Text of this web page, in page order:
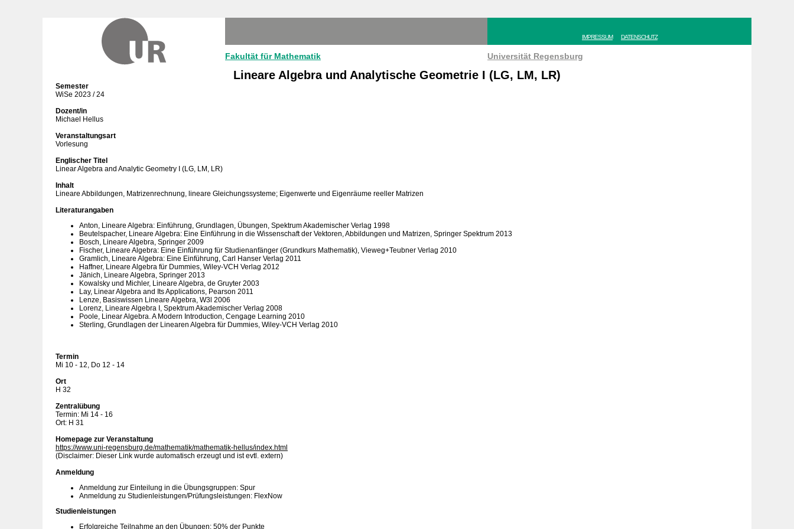
IMPRESSUM DATENSCHUTZ
Fakultät für Mathematik Universität Regensburg
Lineare Algebra und Analytische Geometrie I (LG, LM, LR)
Semester
WiSe 2023 / 24
Dozent/in
Michael Hellus
Veranstaltungsart
Vorlesung
Englischer Titel
Linear Algebra and Analytic Geometry I (LG, LM, LR)
Inhalt
Lineare Abbildungen, Matrizenrechnung, lineare Gleichungssysteme; Eigenwerte und Eigenräume reeller Matrizen
Literaturangaben
Anton, Lineare Algebra: Einführung, Grundlagen, Übungen, Spektrum Akademischer Verlag 1998
Beutelspacher, Lineare Algebra: Eine Einführung in die Wissenschaft der Vektoren, Abbildungen und Matrizen, Springer Spektrum 2013
Bosch, Lineare Algebra, Springer 2009
Fischer, Lineare Algebra: Eine Einführung für Studienanfänger (Grundkurs Mathematik), Vieweg+Teubner Verlag 2010
Gramlich, Lineare Algebra: Eine Einführung, Carl Hanser Verlag 2011
Haffner, Lineare Algebra für Dummies, Wiley-VCH Verlag 2012
Jänich, Lineare Algebra, Springer 2013
Kowalsky und Michler, Lineare Algebra, de Gruyter 2003
Lay, Linear Algebra and Its Applications, Pearson 2011
Lenze, Basiswissen Lineare Algebra, W3l 2006
Lorenz, Lineare Algebra I, Spektrum Akademischer Verlag 2008
Poole, Linear Algebra. A Modern Introduction, Cengage Learning 2010
Sterling, Grundlagen der Linearen Algebra für Dummies, Wiley-VCH Verlag 2010
Termin
Mi 10 - 12, Do 12 - 14
Ort
H 32
Zentralübung
Termin: Mi 14 - 16
Ort: H 31
Homepage zur Veranstaltung
https://www.uni-regensburg.de/mathematik/mathematik-hellus/index.html
(Disclaimer: Dieser Link wurde automatisch erzeugt und ist evtl. extern)
Anmeldung
Anmeldung zur Einteilung in die Übungsgruppen: Spur
Anmeldung zu Studienleistungen/Prüfungsleistungen: FlexNow
Studienleistungen
Erfolgreiche Teilnahme an den Übungen: 50% der Punkte